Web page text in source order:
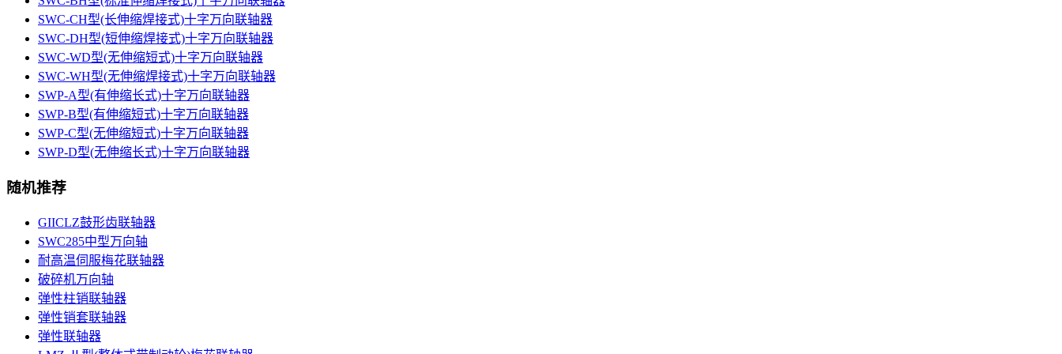
SWC-CH型(长伸缩焊接式)十字万向联轴器
SWC-DH型(短伸缩焊接式)十字万向联轴器
SWC-WD型(无伸缩短式)十字万向联轴器
SWC-WH型(无伸缩焊接式)十字万向联轴器
SWP-A型(有伸缩长式)十字万向联轴器
SWP-B型(有伸缩短式)十字万向联轴器
SWP-C型(无伸缩短式)十字万向联轴器
SWP-D型(无伸缩长式)十字万向联轴器
随机推荐
GIICLZ鼓形齿联轴器
SWC285中型万向轴
耐高温伺服梅花联轴器
破碎机万向轴
弹性柱销联轴器
弹性销套联轴器
弹性联轴器